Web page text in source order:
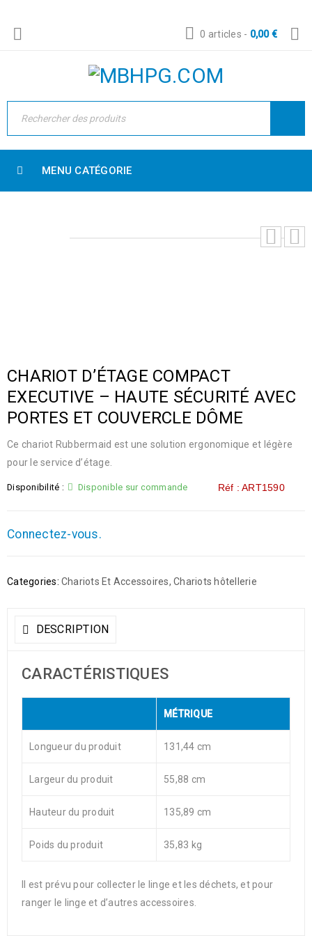
0 articles - 0,00€
MENU CATÉGORIE
CHARIOT D’ÉTAGE COMPACT
EXECUTIVE – HAUTE SÉCURITÉ AVEC
PORTES ET COUVERCLE DÔME
Ce chariot Rubbermaid est une solution ergonomique et légère
pour le service d’étage.
Disponibilité : Disponible sur commande Réf : ART1590
Connectez-vous.
Categories: Chariots Et Accessoires, Chariots hôtellerie
DESCRIPTION
CARACTÉRISTIQUES
MÉTRIQUE
Longueur du produit 131,44 cm
Largeur du produit 55,88 cm
Hauteur du produit 135,89 cm
Poids du produit 35,83 kg
Il est prévu pour collecter le linge et les déchets, et pour
ranger le linge et d’autres accessoires.